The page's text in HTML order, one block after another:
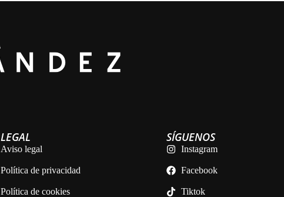
LEGAL
Aviso legal
Política de privacidad
Política de cookies
SÍGUENOS
Instagram
Facebook
Tiktok